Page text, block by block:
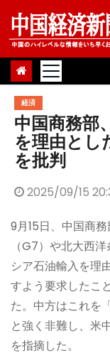
Skip
content
経済
中国商務部
を理由とし
を批判
2025/09/15
9月15日、中国商
（G7）や北大西
シア石油輸入を理
すよう要求したこ
た。中方はこれを
と強く非難し、米
を指摘した。